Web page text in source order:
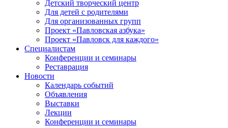
Детский творческий центр
Для детей с родителями
Для организованных групп
Проект «Павловская азбука»
Проект «Павловск для каждого»
Специалистам
Конференции и семинары
Реставрация
Новости
Календарь событий
Объявления
Выставки
Лекции
Конференции и семинары